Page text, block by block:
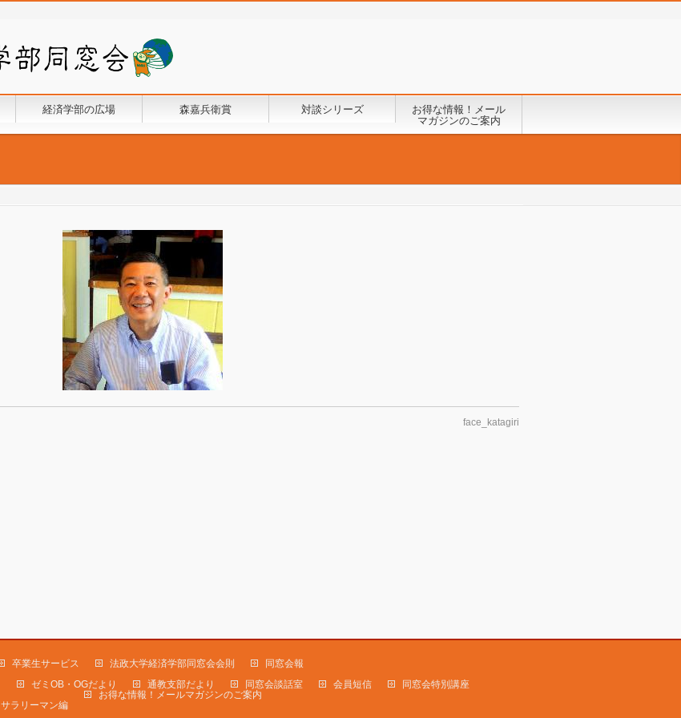
経済学部の広場 森嘉兵衛賞 対談シリーズ
お得な情報！メール
マガジンのご案内
face_katagiri
卒業生サービス 法政大学経済学部同窓会会則
同窓会報
ゼミOB・OGだより 通教支部だより 同窓会談話室 会員短信
同窓会特別講座
サラリーマン編
お得な情報！メールマガジンのご案内